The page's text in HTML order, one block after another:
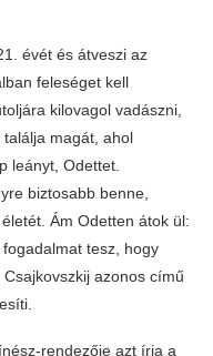
évét és átveszi az
feleséget kell
kilovagol vadászni,
magát, ahol
leányt, Odettet.
biztosabb benne,
Ám Odetten átok ül:
tesz, hogy
azonos című
rendezője azt írja a